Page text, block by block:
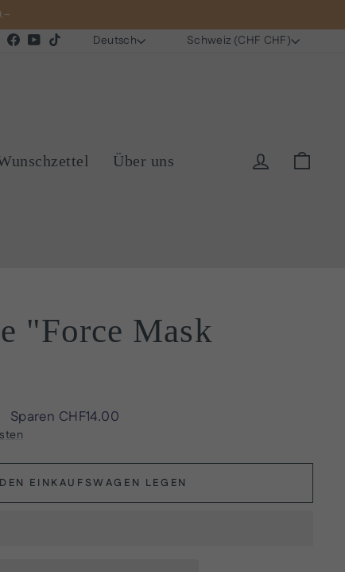
Facebook
YouTube
TikTok Sprache
Deutsch Währung
Schweiz (CHF CHF)
Über uns Einloggen
"Force Mask
Sparen CHF14.00
EINKAUFSWAGEN LEGEN